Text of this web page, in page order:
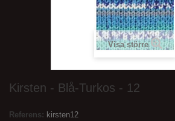
Visa större
Kirsten - Blå-Turkos - 12
Referens: kirsten12